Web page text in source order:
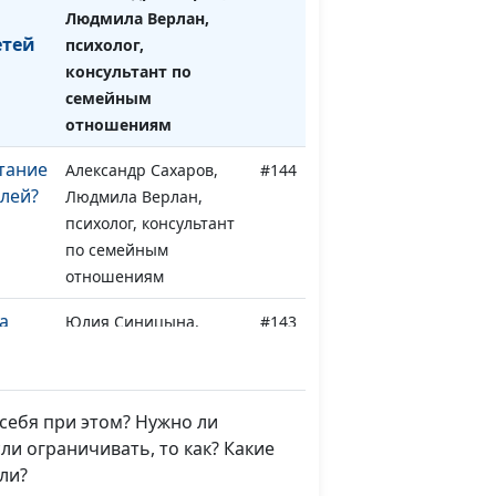
Людмила Верлан,
психолог,
консультант по
семейным
отношениям
Александр Сахаров,
Людмила Верлан,
психолог, консультант
по семейным
отношениям
#144
Юлия Синицына,
#143
Юлия Синицына,
Роман Маринин,
при этом? Нужно ли
ограничивать, то как? Какие